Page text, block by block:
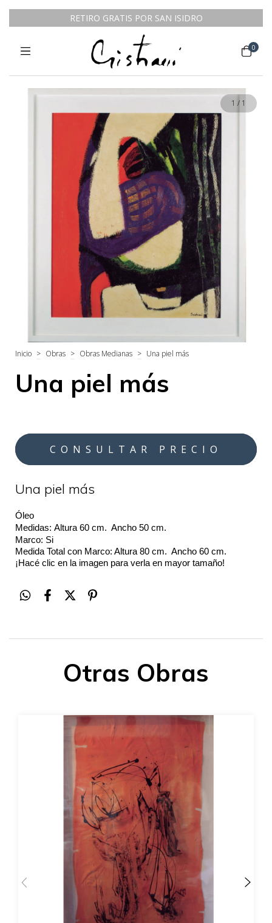
RETIRO GRATIS POR SAN ISIDRO
0
1 / 1
Inicio > Obras > Obras Medianas > Una piel más
Una piel más
Una piel más
Óleo
Medidas: Altura 60 cm.  Ancho 50 cm.
Marco: Si
Medida Total con Marco: Altura 80 cm.  Ancho 60 cm.
¡Hacé clic en la imagen para verla en mayor tamaño!
Otras Obras